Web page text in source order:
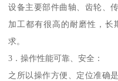
设备主要部件曲轴、齿轮、
加工都有很高的耐磨性，
求。
3．操作性能可靠、安全：
之所以操作方便、定位准确